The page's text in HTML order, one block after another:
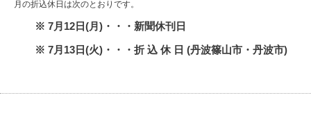
月の折込休日は次のとおりです。
※ 7月12日(月)・・・新聞休刊日
※ 7月13日(火)・・・折 込 休 日 (丹波篠山市・丹波市)